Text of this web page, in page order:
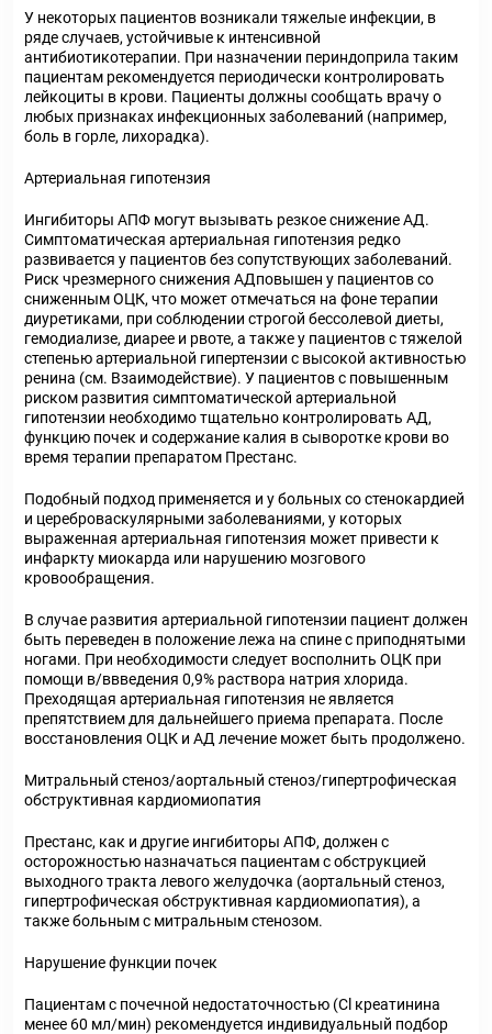
У некоторых пациентов возникали тяжелые инфекции, в
ряде случаев, устойчивые к интенсивной
антибиотикотерапии. При назначении периндоприла таким
пациентам рекомендуется периодически контролировать
лейкоциты в крови. Пациенты должны сообщать врачу о
любых признаках инфекционных заболеваний (например,
боль в горле, лихорадка).
Артериальная гипотензия
Ингибиторы АПФ могут вызывать резкое снижение АД.
Симптоматическая артериальная гипотензия редко
развивается у пациентов без сопутствующих заболеваний.
Риск чрезмерного снижения АДповышен у пациентов со
сниженным ОЦК, что может отмечаться на фоне терапии
диуретиками, при соблюдении строгой бессолевой диеты,
гемодиализе, диарее и рвоте, а также у пациентов с тяжелой
степенью артериальной гипертензии с высокой активностью
ренина (см. Взаимодействие). У пациентов с повышенным
риском развития симптоматической артериальной
гипотензии необходимо тщательно контролировать АД,
функцию почек и содержание калия в сыворотке крови во
время терапии препаратом Престанс.
Подобный подход применяется и у больных со стенокардией
и цереброваскулярными заболеваниями, у которых
выраженная артериальная гипотензия может привести к
инфаркту миокарда или нарушению мозгового
кровообращения.
В случае развития артериальной гипотензии пациент должен
быть переведен в положение лежа на спине с приподнятыми
ногами. При необходимости следует восполнить ОЦК при
помощи в/ввведения 0,9% раствора натрия хлорида.
Преходящая артериальная гипотензия не является
препятствием для дальнейшего приема препарата. После
восстановления ОЦК и АД лечение может быть продолжено.
Митральный стеноз/аортальный стеноз/гипертрофическая
обструктивная кардиомиопатия
Престанс, как и другие ингибиторы АПФ, должен с
осторожностью назначаться пациентам с обструкцией
выходного тракта левого желудочка (аортальный стеноз,
гипертрофическая обструктивная кардиомиопатия), а
также больным с митральным стенозом.
Нарушение функции почек
Пациентам с почечной недостаточностью (Cl креатинина
менее 60 мл/мин) рекомендуется индивидуальный подбор